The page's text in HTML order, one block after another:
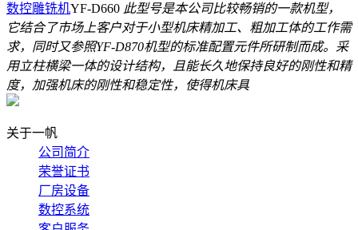
数控雕铣机YF-D660 此型号是本公司比较畅销的一款机型，
它结合了市场上客户对于小型机床精加工、粗加工体的工作需
求，同时又参照YF-D870机型的标准配置元件所研制而成。采
用立柱横梁一体的设计结构，且能长久地保持良好的刚性和精
度，加强机床的刚性和稳定性，使得机床具
关于一帆
公司简介
荣誉证书
厂房设备
数控系统